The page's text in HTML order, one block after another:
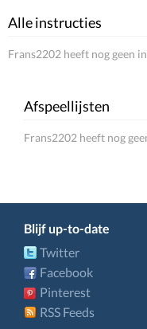
Alle instructies
Frans2202 heeft nog geen
Afspeellijsten
Frans2202 heeft nog
Blijf up-to-date
Twitter
Facebook
Pinterest
RSS Feeds